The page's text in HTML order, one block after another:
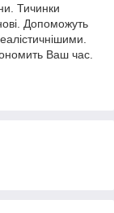
Тичинки
Допоможуть
Ваш час.